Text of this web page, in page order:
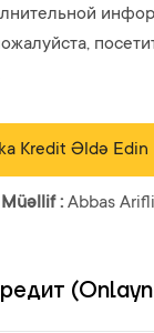
Kredit Əldə Edin
Müəllif : Abbas Arifli